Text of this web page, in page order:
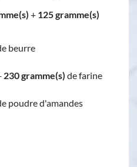
+ 125 gramme(s)
beurre
230 gramme(s) de farine
poudre d'amandes